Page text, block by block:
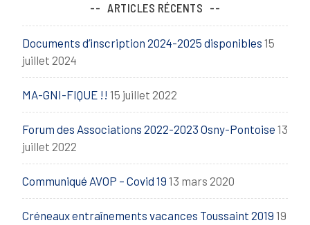
ARTICLES RÉCENTS
Documents d’inscription 2024-2025 disponibles 15
juillet 2024
MA-GNI-FIQUE !! 15 juillet 2022
Forum des Associations 2022-2023 Osny-Pontoise 13
juillet 2022
Communiqué AVOP – Covid 19 13 mars 2020
Créneaux entraînements vacances Toussaint 2019 19